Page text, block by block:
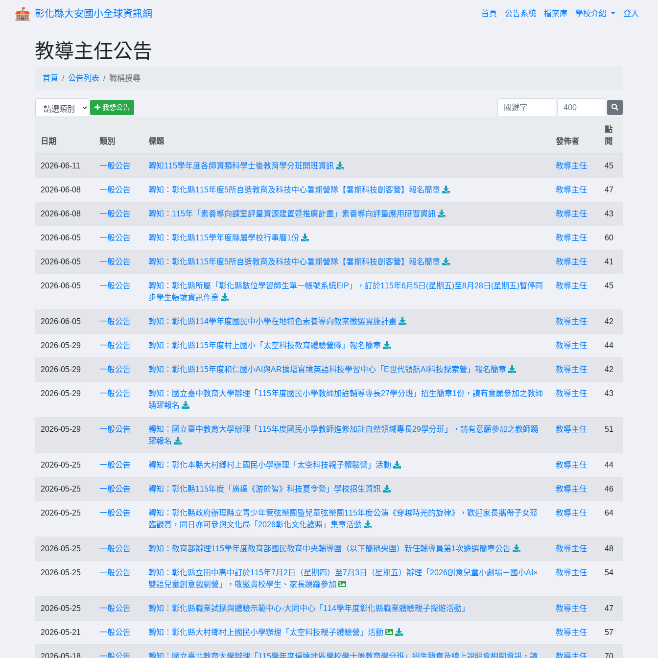
彰化縣大安國小全球資訊網 首頁 (current)
公告系統 檔案庫 學校介紹 登入
教導主任公告
首頁 公告列表 職稱搜尋
我想公告
日期 類別 標題 發佈者
點
閱
2026-06-11 一般公告 轉知115學年度各師資類科學士後教育學分班開班資訊 教導主任 45
2026-06-08 一般公告 轉知：彰化縣115年度5所自造教育及科技中心暑期營隊【暑期科技創客營】報名簡章 教導主任 47
2026-06-08 一般公告 轉知：115年「素養導向課室評量資源建置暨推廣計畫」素養導向評量應用研習資訊 教導主任 43
2026-06-05 一般公告 轉知：彰化縣115學年度縣屬學校行事曆1份 教導主任 60
2026-06-05 一般公告 轉知：彰化縣115年度5所自造教育及科技中心暑期營隊【暑期科技創客營】報名簡章 教導主任 41
2026-06-05 一般公告
轉知：彰化縣所屬「彰化縣數位學習師生單一帳號系統EIP」，訂於115年6月5日(星期五)至8月28日(星期五)暫停同
步學生帳號資訊作業
教導主任 45
2026-06-05 一般公告 轉知：彰化縣114學年度國民中小學在地特色素養導向教案徵選實施計畫 教導主任 42
2026-05-29 一般公告 轉知：彰化縣115年度村上國小「太空科技教育體驗營隊」報名簡章 教導主任 44
2026-05-29 一般公告 轉知：彰化縣115年度和仁國小AI與AR擴增實境英語科技學習中心「E世代領航AI科技探索營」報名簡章 教導主任 42
2026-05-29 一般公告
轉知：國立臺中教育大學辦理「115年度國民小學教師加註輔導專長27學分班」招生簡章1份，請有意願參加之教師
踴躍報名
教導主任 43
2026-05-29 一般公告
轉知：國立臺中教育大學辦理「115年度國民小學教師進修加註自然領域專長29學分班」，請有意願參加之教師踴
躍報名
教導主任 51
2026-05-25 一般公告 轉知：彰化本縣大村鄉村上國民小學辦理「太空科技親子體驗營」活動 教導主任 44
2026-05-25 一般公告 轉知：彰化縣115年度「廣達《游於智》科技夏令營」學校招生資訊 教導主任 46
2026-05-25 一般公告
轉知：彰化縣政府辦理縣立青少年管弦樂團暨兒童弦樂團115年度公演《穿越時光的旋律》，歡迎家長攜帶子女蒞
臨觀賞，同日亦可參與文化局「2026彰化文化護照」集章活動
教導主任 64
2026-05-25 一般公告 轉知：教育部辦理115學年度教育部國民教育中央輔導團（以下簡稱央團）新任輔導員第1次遴選簡章公告 教導主任 48
2026-05-25 一般公告
轉知：彰化縣立田中高中訂於115年7月2日（星期四）至7月3日（星期五）辦理「2026創意兒童小劇場－國小AI×
雙語兒童創意戲劇營」，敬邀貴校學生、家長踴躍參加
教導主任 54
2026-05-25 一般公告 轉知：彰化縣職業試探與體驗示範中心-大同中心「114學年度彰化縣職業體驗親子探遊活動」 教導主任 47
2026-05-21 一般公告 轉知：彰化縣大村鄉村上國民小學辦理「太空科技親子體驗營」活動 教導主任 57
2026-05-18 一般公告 轉知：國立臺北教育大學辦理「115學年度偏遠地區學校學士後教育學分班」招生簡章及線上說明會相關資訊，請 教導主任 70